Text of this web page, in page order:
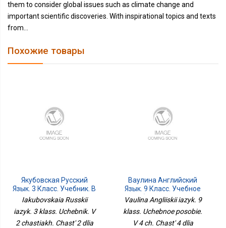
them to consider global issues such as climate change and
important scientific discoveries. With inspirational topics and texts
from...
Похожие товары
Якубовская Русский
Язык. 3 Класс. Учебник. В
2 Частях. Часть 2 Для
Интеллектуальными
Нарушениями
Iakubovskaia Russkii
iazyk. 3 klass. Uchebnik. V
2 chastiakh. Chast' 2 dlia
Ваулина Английский
Язык. 9 Класс. Учебное
Пособие. В 4 Ч. Часть 4
Для Слабовидящих
Обучающихся
Vaulina Angliiskii iazyk. 9
klass. Uchebnoe posobie.
V 4 ch. Chast' 4 dlia